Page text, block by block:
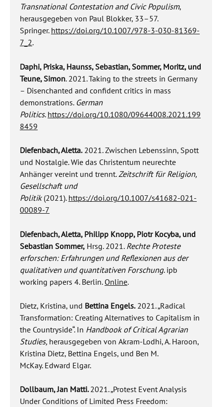
Transnational Contestation and Civic Populism,
herausgegeben von Paul Blokker, 33–57.
Springer.https://doi.org/10.1007/978-3-030-81369-
7_2.
Daphi, Priska, Haunss, Sebastian, Sommer, Moritz, und
Teune, Simon. 2021. Taking to the streets in Germany
– Disenchanted and confident critics in mass
demonstrations. German
Politics.https://doi.org/10.1080/09644008.2021.199
8459
Diefenbach, Aletta.2021. Zwischen Lebenssinn, Spott
und Nostalgie. Wie das Christentum neurechte
Anhänger vereint und trennt.Zeitschrift für Religion,
Gesellschaft und
Politik(2021).https://doi.org/10.1007/s41682-021-
00089-7
Diefenbach, Aletta, Philipp Knopp, Piotr Kocyba, und
Sebastian Sommer, Hrsg. 2021.Rechte Proteste
erforschen: Erfahrungen und Reflexionen aus der
qualitativen und quantitativen Forschung. ipb
working papers 4.Berlin.Online.
Dietz, Kristina, und Bettina Engels.2021. „Radical
Transformation: Creating Alternatives to Capitalism in
the Countryside“.In Handbook of Critical Agrarian
Studies, herausgegeben von Akram-Lodhi, A. Haroon,
Kristina Dietz, Bettina Engels, und Ben M.
McKay. Edward Elgar.
Dollbaum, Jan Matti.2021. „Protest Event Analysis
Under Conditions of Limited Press Freedom: